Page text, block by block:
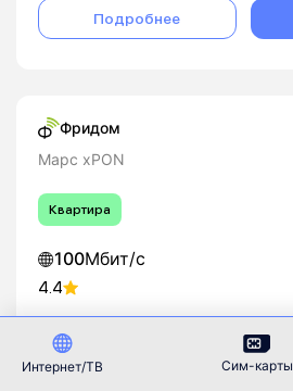
Подробнее
Фридом
Марс xPON
Квартира
100Мбит/с
4.4
630
Интернет/ТВ Сим-карты